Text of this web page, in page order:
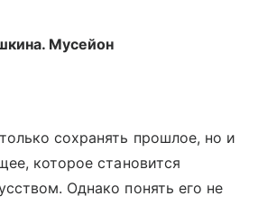
Мусейон
сохранять прошлое, но и
которое становится
Однако понять его не